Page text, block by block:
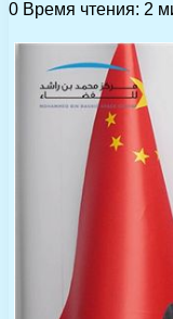
0 Время чтения: 2